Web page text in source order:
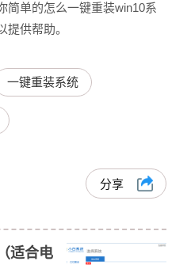
简单的怎么一键重装win10系
供帮助。
一键重装系统
分享
适合电